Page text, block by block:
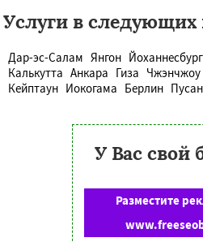
Услуги в следующих
Дар-эс-Салам Янгон Йоханнесбург
Калькутта Анкара Гиза Чжэнчжоу
Кейптаун Иокогама Берлин Пусан
У Вас свой
Разместите